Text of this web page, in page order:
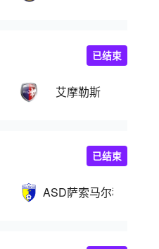
艾摩勒斯
已结束
ASD萨索马尔科尼
已结束